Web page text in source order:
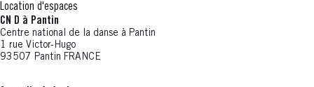
Location d'espaces
CN D à Pantin
Centre national de la danse à Pantin
1 rue Victor-Hugo
93507 Pantin FRANCE